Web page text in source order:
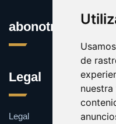
de
Legal
Legal